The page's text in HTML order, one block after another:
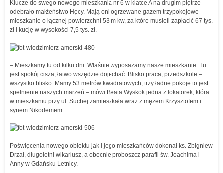
Klucze do swego nowego mieszkania nr 6 w klatce A na drugim piętrze
odebrało małżeństwo Hęcy. Mają oni ogrzewane gazem trzypokojowe
mieszkanie o łącznej powierzchni 53 m kw, za które musieli zapłacić 67 tys.
zł i kucję w wysokości 7,5 tys. zł.
– Mieszkamy tu od kilku dni. Właśnie wyposażamy nasze mieszkanie. Tu
jest spokój cisza, łatwo wszędzie dojechać. Blisko praca, przedszkole –
wszystko blisko. Mamy 53 metrów kwadratowych, trzy ładne pokoje to jest
spełnienie naszych marzeń – mówi Beata Wyskok jedna z lokatorek, która
w mieszkaniu przy ul. Suchej zamieszkała wraz z mężem Krzysztofem i
synem Nikodemem.
Poświęcenia nowego obiektu jak i jego mieszkańców dokonał ks. Zbigniew
Drzał, długoletni wikariusz, a obecnie proboszcz parafii św. Joachima i
Anny w Gdańsku Letnicy.